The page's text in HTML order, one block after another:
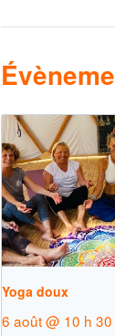
Yoga doux
6 août @ 10 h 30